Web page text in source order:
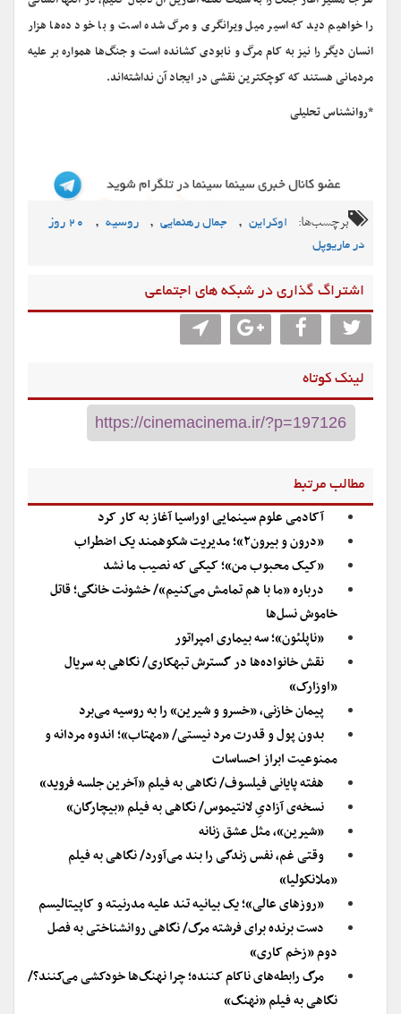
را خواهیم دید که اسیر میل ویرانگری و مرگ شده است و با خود ده‌ها هزار
انسان دیگر را نیز به کام مرگ و نابودی کشانده است و جنگ‌ها همواره بر علیه
مردمانی هستند که کوچکترین نقشی در ایجاد آن نداشته‌اند.
*روانشناس تحلیلی
برچسب‌ها: اوکراین , جمال رهنمایی , روسیه ,
۲۰ روز
در ماریوپل
اشتراگ گذاری در شبکه های اجتماعی
لینک کوتاه
مطالب مرتبط
آکادمی علوم سینمایی اوراسیا آغاز به کار کرد
«درون و بیرون۲»؛ مدیریت شکوهمند یک اضطراب
«کیک محبوب من»؛ کیکی که نصیب ما نشد
درباره «ما با هم تمامش می‌کنیم»/ خشونت خانگی؛ قاتل
خاموش نسل‌ها
«ناپلئون»؛ سه بیماری امپراتور
نقش خانواده‌ها در گسترش تبهکاری/ نگاهی به سریال
«اوزارک»
پیمان خازنی، «خسرو و شیرین» را به روسیه می‌برد
بدون پول و قدرت مرد نیستی/ «مهتاب»؛ اندوه مردانه و
ممنوعیت ابراز احساسات
هفته پایانی فیلسوف/ نگاهی به فیلم «آخرین جلسه فروید»
نسخه‌ی آزادیِ لانتیموس/ نگاهی به فیلم «بیچارگان»
«شیرین»، مثل عشق زنانه
وقتی غم، نفس زندگی را بند می‌آورد/ نگاهی به فیلم
«ملانکولیا»
«روزهای عالی»؛ یک بیانیه تند علیه مدرنیته و کاپیتالیسم
دست برنده برای فرشته مرگ/ نگاهی روانشناختی به فصل
دوم «زخم کاری»
مرگ رابطه‌های ناکام کننده؛ چرا نهنگ‌ها خودکشی می‌کنند؟/
نگاهی به فیلم «نهنگ»